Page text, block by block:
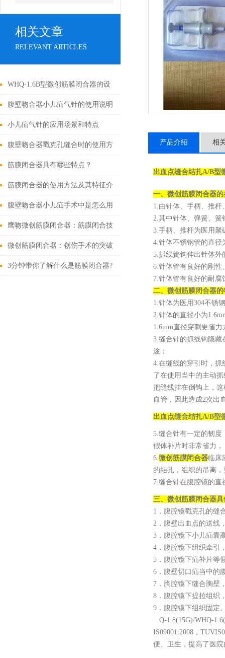
相关文章
RELEVANT ARTICLES
WHQ-1.6B型微创筋膜闭合器的设
计原理与应用
腹壁吻合器小儿疝气针的使用说明
小儿疝气针的应用场景和特点
腹壁吻合器戳克孔缝合时的使用方
法
筋膜闭合器具有哪些特点？
筋膜闭合器的使用方法及其特征介
绍
腹壁吻合器小儿疝手术中是怎么用
的
鹰吻微创筋膜闭合器：筋膜闭合技
术大突破
微创筋膜闭合器：创伤手术的突破
性进展
3分钟带你了解什么是筋膜闭合器?
产品介绍 相
出血点缝合结扎A/B型
一、 微创筋膜闭合器
1.由针体、手柄、推
2.其中针体、弹簧、簧
3.手柄、推杆为医用聚
4.针体不锈钢管的直径
5.抓线簧钩伸出针体外
6.针体管有良好的刚性
7.针体管有良好的耐腐
二、 微创筋膜闭合器
1.针体为医用304不锈
2.针体的直径小为
1.6mm直径穿刺更省
3.缝合针的抓线钩隐藏
途；
4.在缝线的穿引时，抓
了在使用当中的主动
把缝线挂在倒钩上，
血管，因此造成2次出
出血点缝合结扎A/B型
5.缝合针有一定的韧
假体补片时非常省力，
6.微创筋膜闭合器临床
的结扎，组织的吊离
7.缝合针在腹腔镜的
三、 微创筋膜闭合器具
1．腹腔镜戳克孔的缝
2．腹壁出血点的送线
3．腹腔镜下小儿疝囊
4．腹腔镜下组织牵引
5．腹腔镜下疝补片等
6．腹壁切口疝当中的
7．胸腔镜下缝合胸壁
8．腹腔镜下提拉组织
9．腹腔镜下组织固定
Q-1.8(15G)/WHQ-
IS09001:2008，
便、卫生，提高了医